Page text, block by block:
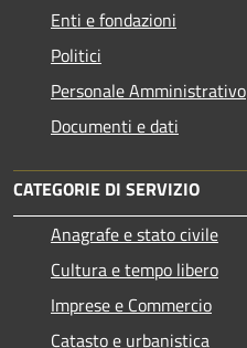
Enti e fondazioni
Politici
Personale Amministrativo
Documenti e dati
CATEGORIE DI SERVIZIO
Anagrafe e stato civile
Cultura e tempo libero
Imprese e Commercio
Catasto e urbanistica